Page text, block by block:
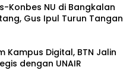
Konbes NU di Bangkalan
Gus Ipul Turun Tangan
Kampus Digital, BTN Jalin
dengan UNAIR